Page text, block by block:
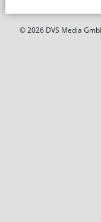
© 2026 DVS Media